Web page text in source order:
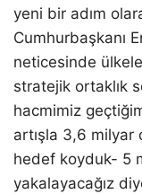
yeni bir adım
Cumhurbaşkanı
neticesinde
stratejik ortaklık
hacmimiz
artışla 3,6 milyar
hedef koyduk- 5
yakalayacağız